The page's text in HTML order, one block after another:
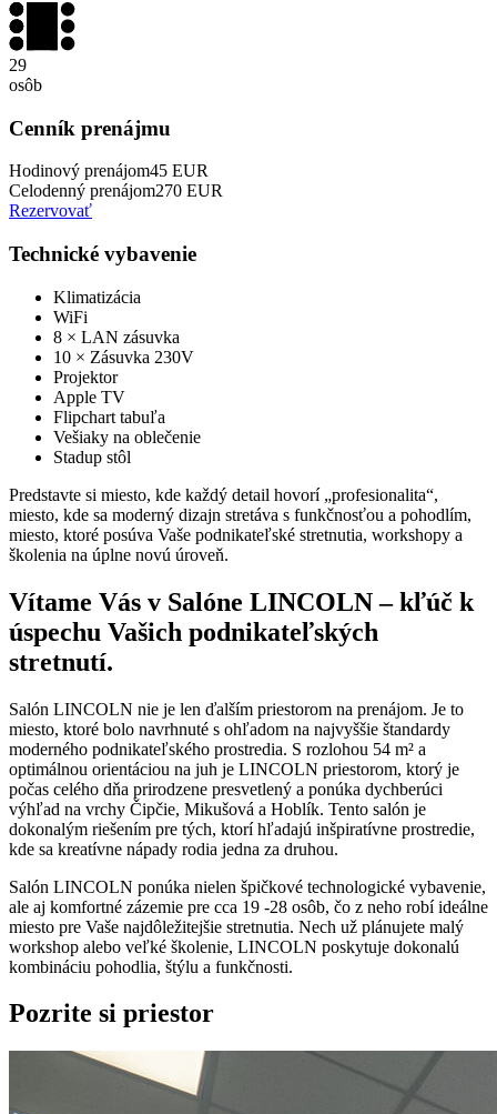
29
osôb
Cenník prenájmu
Hodinový prenájom45 EUR
Celodenný prenájom270 EUR
Rezervovať
Technické vybavenie
Klimatizácia
WiFi
8 × LAN zásuvka
10 × Zásuvka 230V
Projektor
Apple TV
Flipchart tabuľa
Vešiaky na oblečenie
Stadup stôl
Predstavte si miesto, kde každý detail hovorí „profesionalita“,
miesto, kde sa moderný dizajn stretáva s funkčnosťou a pohodlím,
miesto, ktoré posúva Vaše podnikateľské stretnutia, workshopy a
školenia na úplne novú úroveň.
Vítame Vás v Salóne LINCOLN – kľúč k
úspechu Vašich podnikateľských
stretnutí.
Salón LINCOLN nie je len ďalším priestorom na prenájom. Je to
miesto, ktoré bolo navrhnuté s ohľadom na najvyššie štandardy
moderného podnikateľského prostredia. S rozlohou 54 m² a
optimálnou orientáciou na juh je LINCOLN priestorom, ktorý je
počas celého dňa prirodzene presvetlený a ponúka dychberúci
výhľad na vrchy Čipčie, Mikušová a Hoblík. Tento salón je
dokonalým riešením pre tých, ktorí hľadajú inšpiratívne prostredie,
kde sa kreatívne nápady rodia jedna za druhou.
Salón LINCOLN ponúka nielen špičkové technologické vybavenie,
ale aj komfortné zázemie pre cca 19 -28 osôb, čo z neho robí ideálne
miesto pre Vaše najdôležitejšie stretnutia. Nech už plánujete malý
workshop alebo veľké školenie, LINCOLN poskytuje dokonalú
kombináciu pohodlia, štýlu a funkčnosti.
Pozrite si priestor